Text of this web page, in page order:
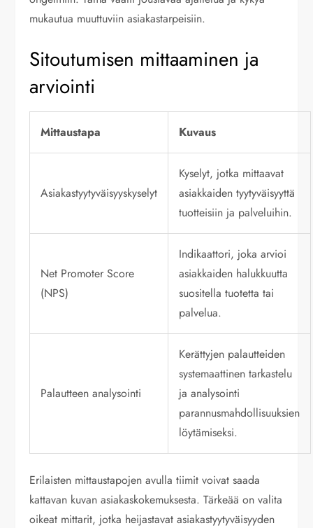
mukautua muuttuviin asiakastarpeisiin.
Sitoutumisen mittaaminen ja
arviointi
Mittaustapa Kuvaus
Asiakastyytyväisyyskyselyt
Kyselyt, jotka mittaavat
asiakkaiden tyytyväisyyttä
tuotteisiin ja palveluihin.
Net Promoter Score
(NPS)
Indikaattori, joka arvioi
asiakkaiden halukkuutta
suositella tuotetta tai
palvelua.
Palautteen analysointi
Kerättyjen palautteiden
systemaattinen tarkastelu
ja analysointi
parannusmahdollisuuksien
löytämiseksi.
Erilaisten mittaustapojen avulla tiimit voivat saada
kattavan kuvan asiakaskokemuksesta. Tärkeää on valita
oikeat mittarit, jotka heijastavat asiakastyytyväisyyden